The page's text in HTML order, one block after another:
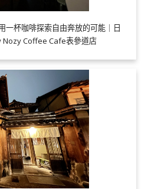
一杯咖啡探索自由奔放的可能｜日
Coffee Cafe表參道店